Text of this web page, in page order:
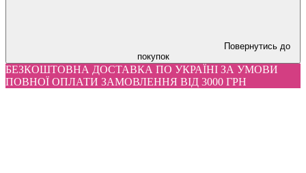
Повернутись до
покупок
БЕЗКОШТОВНА ДОСТАВКА ПО УКРАЇНІ ЗА УМОВИ
ПОВНОЇ ОПЛАТИ ЗАМОВЛЕННЯ ВІД 3000 ГРН